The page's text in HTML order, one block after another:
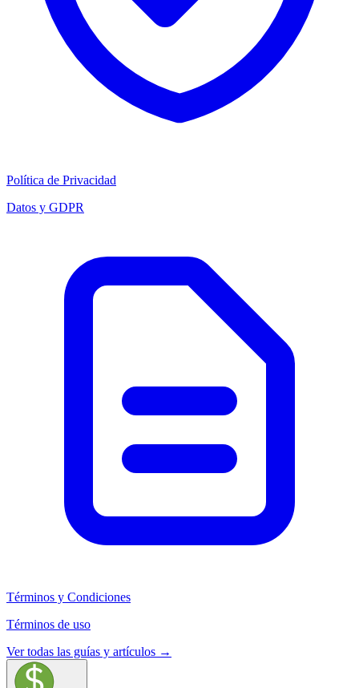
Política de Privacidad
Datos y GDPR
Términos y Condiciones
Términos de uso
Ver todas las guías y artículos →